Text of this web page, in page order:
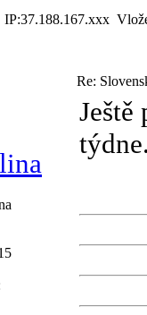
IP:37.188.167.xxx
Re:
Ještě